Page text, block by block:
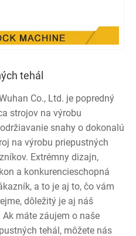
tehál
Co., Ltd. je popredný
strojov na výrobu
snahy o dokonalú
na výrobu priepustných
Extrémny dizajn,
a konkurencieschopná
a to je aj to, čo vám
dôležitý je aj náš
máte záujem o naše
tehál, môžete nás